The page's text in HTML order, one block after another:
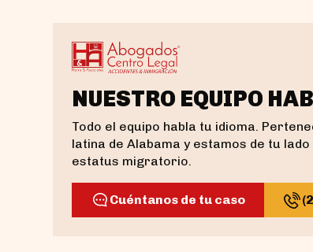
NUESTRO EQUIPO
Todo el equipo habla tu idioma.
latina de Alabama y estamos de tu
estatus migratorio.
Cuéntanos de tu caso